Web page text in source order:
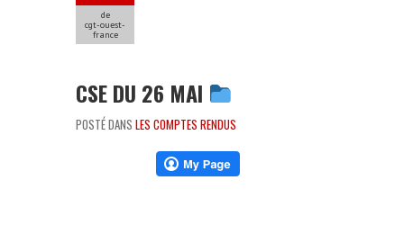
de
cgt-ouest-
france
CSE DU 26 MAI
POSTÉ DANS LES COMPTES RENDUS